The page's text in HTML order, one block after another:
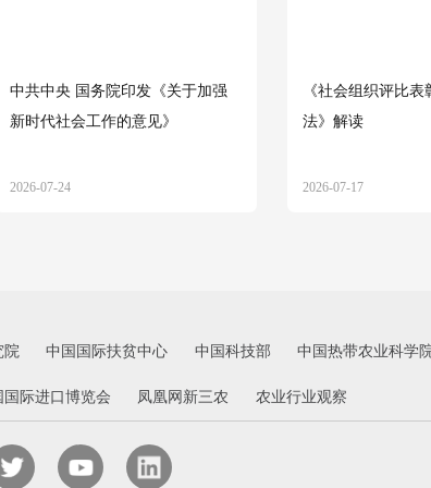
中共中央 国务院印发《关于加强
新时代社会工作的意见》
2026-07-24
《社会组织评比
法》解读
2026-07-17
院 中国国际扶贫中心 中国科技部 中国热带农业科学
国际进口博览会 凤凰网新三农 农业行业观察